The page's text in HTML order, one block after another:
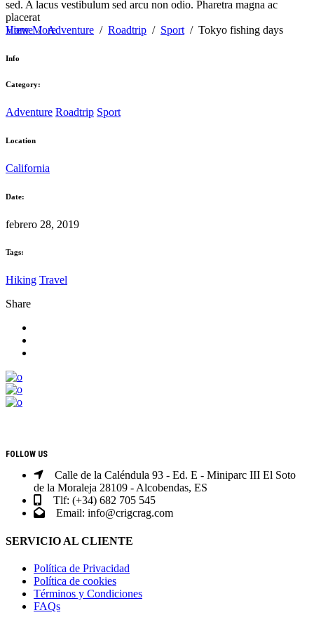
Home/Adventure / Roadtrip / Sport / Tokyo fishing days
sed. A lacus vestibulum sed arcu non odio. Pharetra magna ac
placerat
View More
Info
Category:
Adventure Roadtrip Sport
Location
California
Date:
febrero 28, 2019
Tags:
Hiking Travel
Share
FOLLOW US
Calle de la Caléndula 93 - Ed. E - Miniparc III El Soto
de la Moraleja 28109 - Alcobendas, ES
Tlf: (+34) 682 705 545
Email: info@crigcrag.com
SERVICIO AL CLIENTE
Política de Privacidad
Política de cookies
Términos y Condiciones
FAQs